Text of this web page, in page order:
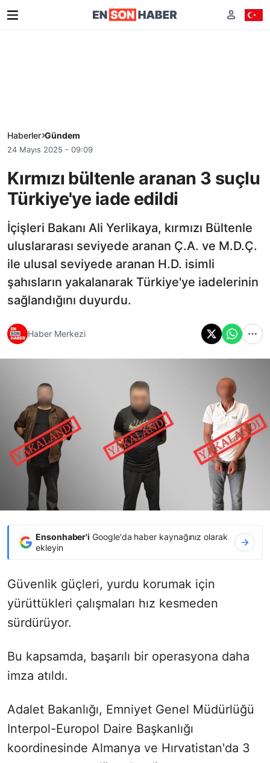
Haberler Gündem
24 Mayıs 2025 - 09:09
Kırmızı bültenle aranan 3 suçlu
Türkiye'ye iade edildi
İçişleri Bakanı Ali Yerlikaya, kırmızı Bültenle
uluslararası seviyede aranan Ç.A. ve M.D.Ç.
ile ulusal seviyede aranan H.D. isimli
şahısların yakalanarak Türkiye'ye iadelerinin
sağlandığını duyurdu.
Haber Merkezi
Ensonhaber'i Google'da haber kaynağınız olarak
ekleyin
Güvenlik güçleri, yurdu korumak için
yürüttükleri çalışmaları hız kesmeden
sürdürüyor.
Bu kapsamda, başarılı bir operasyona daha
imza atıldı.
Adalet Bakanlığı, Emniyet Genel Müdürlüğü
Interpol-Europol Daire Başkanlığı
koordinesinde Almanya ve Hırvatistan'da 3